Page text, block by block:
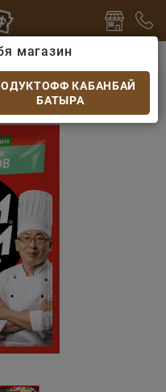
Корейская
Чим для огурцов
магазин
КАБАНБАЙ
БАТЫРА